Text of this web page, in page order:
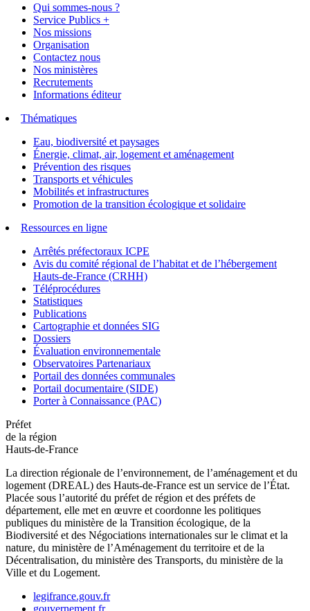
Qui sommes-nous ?
Service Publics +
Nos missions
Organisation
Contactez nous
Nos ministères
Recrutements
Informations éditeur
Thématiques
Eau, biodiversité et paysages
Énergie, climat, air, logement et aménagement
Prévention des risques
Transports et véhicules
Mobilités et infrastructures
Promotion de la transition écologique et solidaire
Ressources en ligne
Arrêtés préfectoraux ICPE
Avis du comité régional de l’habitat et de l’hébergement
Hauts-de-France (CRHH)
Téléprocédures
Statistiques
Publications
Cartographie et données SIG
Dossiers
Évaluation environnementale
Observatoires Partenariaux
Portail des données communales
Portail documentaire (SIDE)
Porter à Connaissance (PAC)
Préfet
de la région
Hauts-de-France
La direction régionale de l’environnement, de l’aménagement et du
logement (DREAL) des Hauts-de-France est un service de l’État.
Placée sous l’autorité du préfet de région et des préfets de
département, elle met en œuvre et coordonne les politiques
publiques du ministère de la Transition écologique, de la
Biodiversité et des Négociations internationales sur le climat et la
nature, du ministère de l’Aménagement du territoire et de la
Décentralisation, du ministère des Transports, du ministère de la
Ville et du Logement.
legifrance.gouv.fr
gouvernement.fr